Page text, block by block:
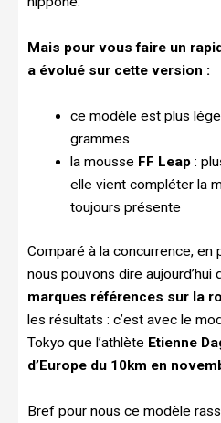
Mais pour vous faire un
a évolué sur cette version :
ce modèle est plus
grammes
la mousse FF Leap :
elle vient compléter la
toujours présente
Comparé à la concurrence, en
nous pouvons dire aujourd’hui
marques références sur la
les résultats : c’est avec le
Tokyo que l’athlète Etienne
d’Europe du 10km en
Bref pour nous ce modèle